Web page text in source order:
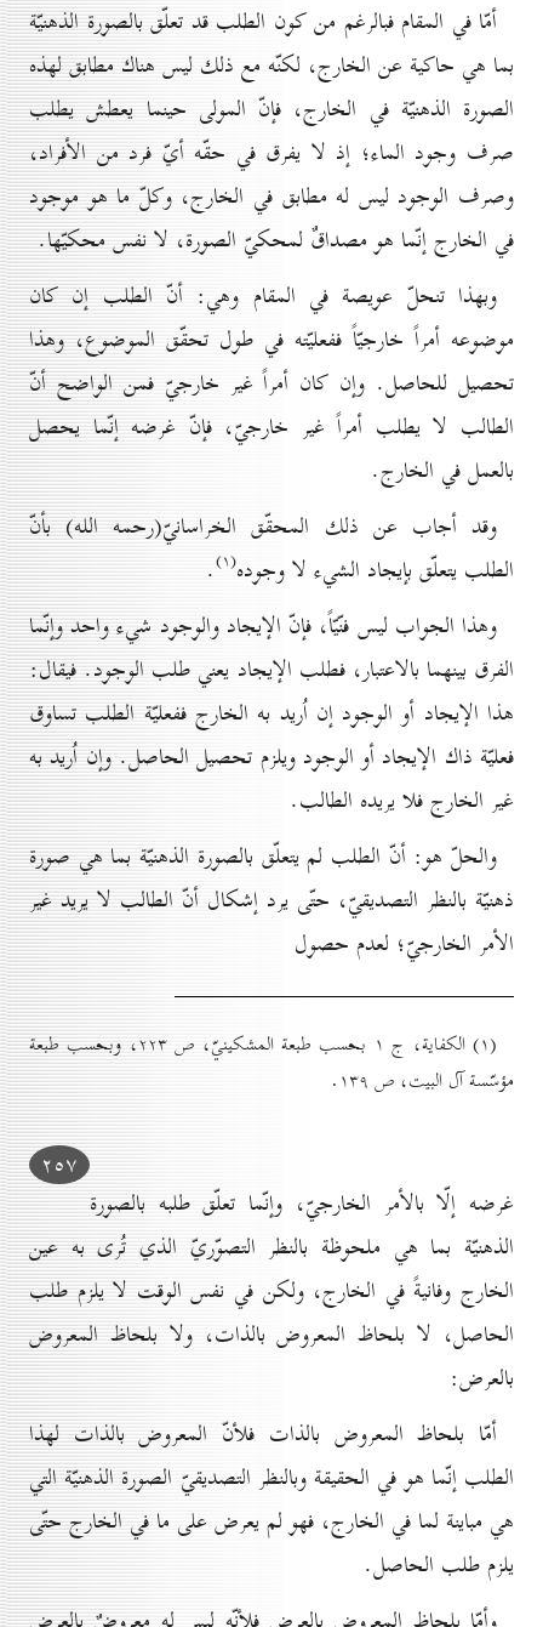
أمّا في المقام فبالرغم من كون الطلب قد تعلّق بالصورة الذهنيّة
بما هي حاكية عن الخارج، لكنّه مع ذلك ليس هناك مطابق لهذه
الصورة الذهنيّة في الخارج، فإنّ المولى حينما يعطش يطلب
صرف وجود الماء؛ إذ لا يفرق في حقّه أيّ فرد من الأفراد،
وصرف الوجود ليس له مطابق في الخارج، وكلّ ما هو موجود
في الخارج إنّما هو مصداقٌ لمحكيّ الصورة، لا نفس محكيّها.
وبهذا تنحلّ عويصة في المقام وهي: أنّ الطلب إن كان
موضوعه أمراً خارجيّاً ففعليّته في طول تحقّق الموضوع، وهذا
تحصيل للحاصل. وإن كان أمراً غير خارجيّ فمن الواضح أنّ
الطالب لا يطلب أمراً غير خارجيّ، فإنّ غرضه إنّما يحصل
بالعمل في الخارج.
وقد أجاب عن ذلك المحقّق الخراسانيّ(رحمه الله) بأنّ
الطلب يتعلّق بإيجاد الشيء لا وجوده(۱) .
وهذا الجواب ليس فنّيّاً، فإنّ الإيجاد والوجود شيء واحد وإنّما
الفرق بينهما بالاعتبار، فطلب الإيجاد يعني طلب الوجود. فيقال:
هذا الإيجاد أو الوجود إن اُريد به الخارج ففعليّة الطلب تساوق
فعليّة ذاك الإيجاد أو الوجود ويلزم تحصيل الحاصل. وإن اُريد به
غير الخارج فلا يريده الطالب.
والحلّ هو: أنّ الطلب لم يتعلّق بالصورة الذهنيّة بما هي صورة
ذهنيّة بالنظر التصديقيّ، حتّى يرد إشكال أنّ الطالب لا يريد غير
الأمر الخارجيّ؛ لعدم حصول
(۱) الكفاية، ج ۱ بحسب طبعة المشكينيّ، ص ۲۲۳، وبحسب طبعة
مؤسّسة آل البيت، ص ۱۳۹.
۲٥۷
غرضه إلّا بالأمر الخارجيّ، وإنّما تعلّق طلبه بالصورة
الذهنيّة بما هي ملحوظة بالنظر التصوّريّ الذي تُرى به عين
الخارج وفانيةً في الخارج، ولكن في نفس الوقت لا يلزم طلب
الحاصل، لا بلحاظ المعروض بالذات، ولا بلحاظ المعروض
بالعرض:
أمّا بلحاظ المعروض بالذات فلأنّ المعروض بالذات لهذا
الطلب إنّما هو في الحقيقة وبالنظر التصديقيّ الصورة الذهنيّة التي
هي مباينة لما في الخارج، فهو لم يعرض على ما في الخارج حتّى
يلزم طلب الحاصل.